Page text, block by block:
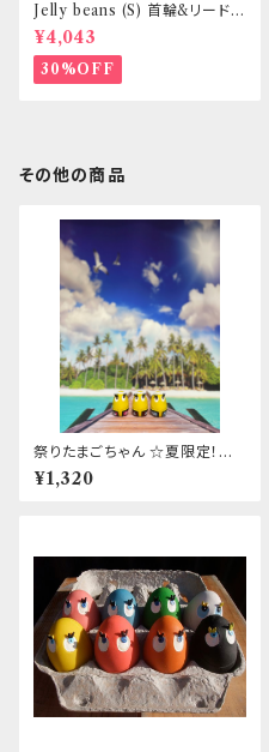
Jelly beans (S) 首輪&リードセ
ット _ 小型犬・小柄な中型犬向
き _ フントヒュッテオリジナル
¥4,043
30%OFF
その他の商品
祭りたまごちゃん ☆夏限定！☆
日本限定！☆数量限定！
¥1,320